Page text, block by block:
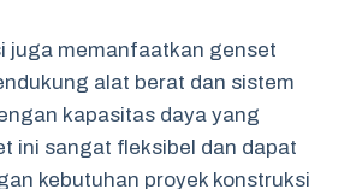
juga memanfaatkan genset
alat berat dan sistem
kapasitas daya yang
ini sangat fleksibel dan dapat
kebutuhan proyek konstruksi